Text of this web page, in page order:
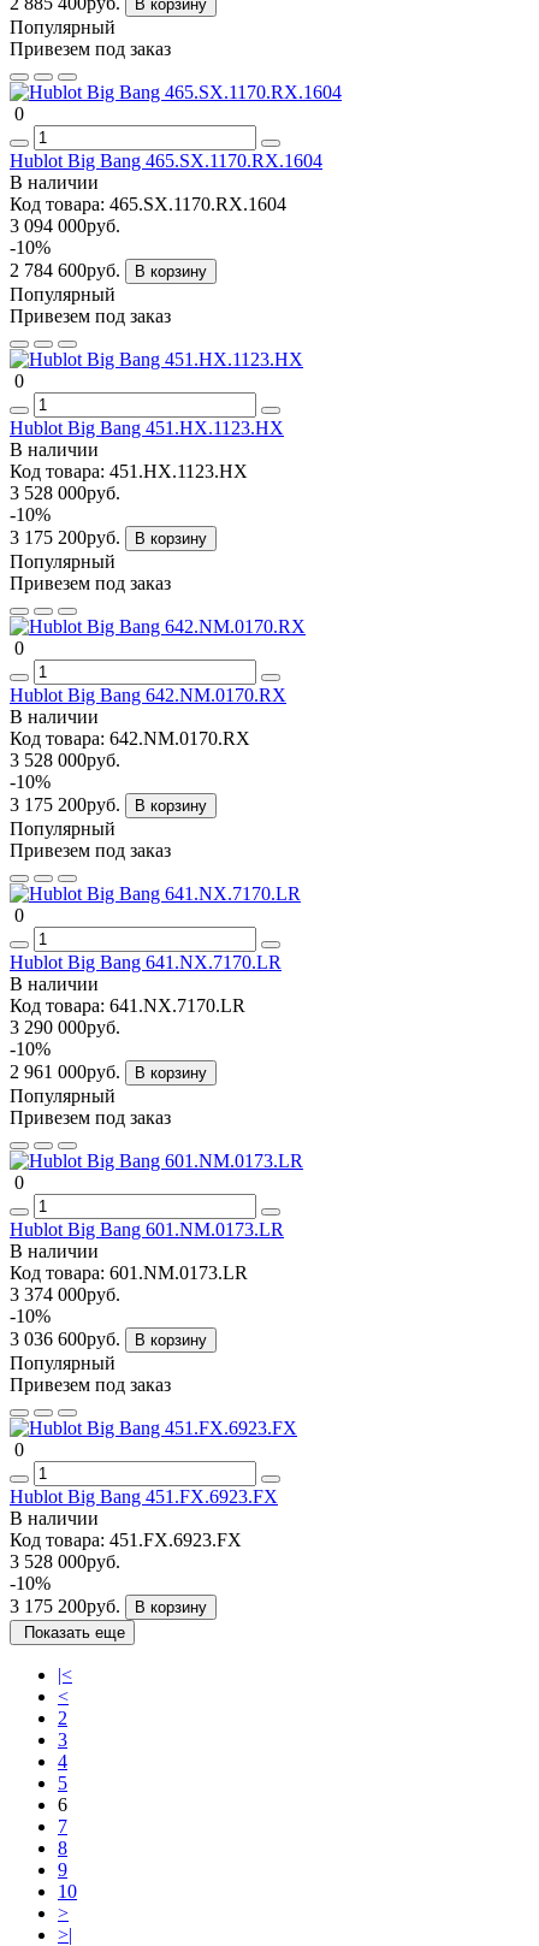
В корзину
Популярный
Привезем под заказ
0
Hublot Big Bang 465.SX.1170.RX.1604
В наличии
Код товара: 465.SX.1170.RX.1604
3 094 000руб.
-10%
2 784 600руб.
В корзину
Популярный
Привезем под заказ
0
Hublot Big Bang 451.HX.1123.HX
В наличии
Код товара: 451.HX.1123.HX
3 528 000руб.
-10%
3 175 200руб.
В корзину
Популярный
Привезем под заказ
0
Hublot Big Bang 642.NM.0170.RX
В наличии
Код товара: 642.NM.0170.RX
3 528 000руб.
-10%
3 175 200руб.
В корзину
Популярный
Привезем под заказ
0
Hublot Big Bang 641.NX.7170.LR
В наличии
Код товара: 641.NX.7170.LR
3 290 000руб.
-10%
2 961 000руб.
В корзину
Популярный
Привезем под заказ
0
Hublot Big Bang 601.NM.0173.LR
В наличии
Код товара: 601.NM.0173.LR
3 374 000руб.
-10%
3 036 600руб.
В корзину
Популярный
Привезем под заказ
0
Hublot Big Bang 451.FX.6923.FX
В наличии
Код товара: 451.FX.6923.FX
3 528 000руб.
-10%
3 175 200руб.
В корзину
Показать еще
|<
<
2
3
4
5
6
7
8
9
10
>
>|